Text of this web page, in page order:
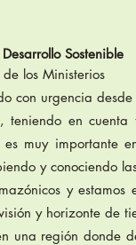
Sostenible
los Ministerios
con urgencia
en
muy importante
y conociendo
y
y horizonte de
una región donde